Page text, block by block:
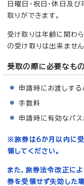
日曜日・祝日・休日及び
取りができます。
受け取りは年齢に関わ
の受け取りは出来ません
受取の際に必要なもの
申請時にお渡しする
手数料
申請時に有効なパス
※旅券は6か月以内に受
領してください。
また、旅券法令改正に
券を受領せず失効した